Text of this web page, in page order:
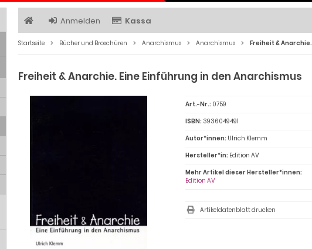
Anmelden Kassa
Startseite Bücher und Broschüren Anarchismus Anarchismus Freiheit &
Freiheit & Anarchie. Eine Einführung in den Anarchismus
Art.-Nr.: 0759
ISBN: 3936049491
Autor*innen: Ulrich Klemm
Hersteller*in: Edition AV
Mehr Artikel dieser Hersteller*innen:
Edition AV
Artikeldatenblatt drucken